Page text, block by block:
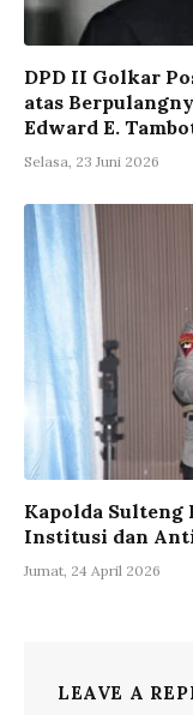
DPD II Golkar
atas
Edward E.
Selasa, 23 Juni 2026
Kapolda Sulteng
Institusi dan
Jumat, 24 April 2026
LEAVE A